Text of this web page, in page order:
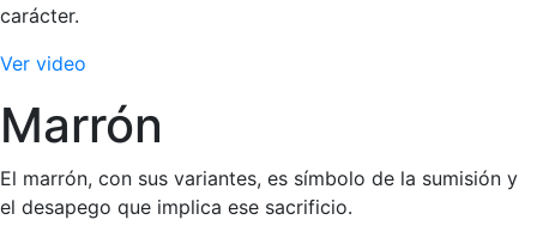
carácter.
Ver video
Marrón
El marrón, con sus variantes, es símbolo de la sumisión y
el desapego que implica ese sacrificio.